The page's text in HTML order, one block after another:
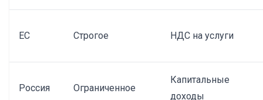
ЕС Строгое НДС на услуги
Россия Ограниченное
Капитальные
доходы